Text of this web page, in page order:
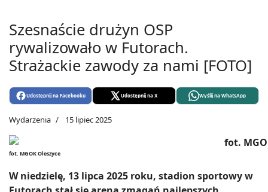
Szesnaście drużyn OSP
rywalizowało w Futorach.
Strażackie zawody za nami [FOTO]
Udostępnij na Facebooku Udostępnij na X Wyślij na WhatsApp
Wydarzenia 15 lipiec 2025
fot. MGOK Oleszyce
W niedzielę, 13 lipca 2025 roku, stadion sportowy w